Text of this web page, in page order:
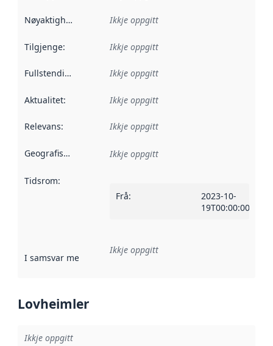
Nøyaktigheit Ikkje oppgitt
Tilgjenge: Ikkje oppgitt
Fullstendigheit Ikkje oppgitt
Aktualitet: Ikkje oppgitt
Relevans: Ikkje oppgitt
Geografisk område Ikkje oppgitt
Tidsrom:
Frå:
2023-10-
19T00:00:00Z
I samsvar med Referanse til ei implementeringsregel eller
Ikkje oppgitt
Lovheimler
Ikkje oppgitt